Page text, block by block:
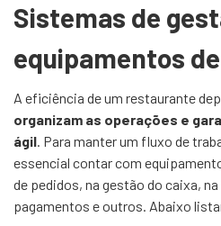
Sistemas de
equipamentos
A eficiência de um restaurante
organizam as operações e
ágil. Para manter um fluxo de
essencial contar com
de pedidos, na gestão do caixa,
pagamentos e outros. Abaixo